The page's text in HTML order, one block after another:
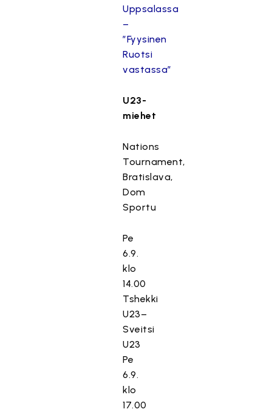
Uppsalassa
–
”Fyysinen
Ruotsi
vastassa”
U23-
miehet
Nations
Tournament,
Bratislava,
Dom
Sportu
Pe
6.9.
klo
14.00
Tshekki
U23–
Sveitsi
U23
Pe
6.9.
klo
17.00